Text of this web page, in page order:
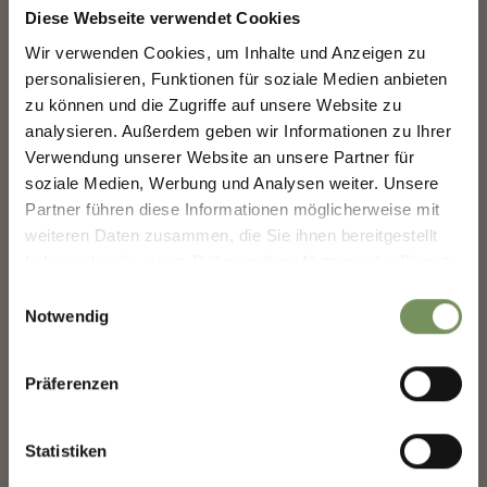
Diese Webseite verwendet Cookies
Wir verwenden Cookies, um Inhalte und Anzeigen zu
personalisieren, Funktionen für soziale Medien anbieten
zu können und die Zugriffe auf unsere Website zu
analysieren. Außerdem geben wir Informationen zu Ihrer
Verwendung unserer Website an unsere Partner für
soziale Medien, Werbung und Analysen weiter. Unsere
Partner führen diese Informationen möglicherweise mit
weiteren Daten zusammen, die Sie ihnen bereitgestellt
Notwendig
Präferenzen
Statistiken
WIL-MA KAMMERER
FRANCIS UPRITCHARD WALTER MORODER
COSTRUIAMO INSIEME IL
FUTURO DI MERANO.
COSTRUIAMO INSIEME IL FUTURO DI
MERANO.
La tua opinione conta. Scansiona, condividi, fai la
differenza.